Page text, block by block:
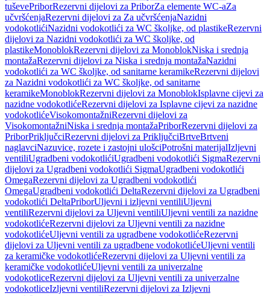
tuševePriborRezervni dijelovi za PriborZa elemente WC-aZa
učvršćenjaRezervni dijelovi za Za učvršćenjaNazidni
vodokotlićiNazidni vodokotlići za WC školjke, od plastikeRezervni
dijelovi za Nazidni vodokotlići za WC školjke, od
plastikeMonoblokRezervni dijelovi za MonoblokNiska i srednja
montažaRezervni dijelovi za Niska i srednja montažaNazidni
vodokotlići za WC školjke, od sanitarne keramikeRezervni dijelovi
za Nazidni vodokotlići za WC školjke, od sanitarne
keramikeMonoblokRezervni dijelovi za MonoblokIsplavne cijevi za
nazidne vodokotlićeRezervni dijelovi za Isplavne cijevi za nazidne
vodokotlićeVisokomontažniRezervni dijelovi za
VisokomontažniNiska i srednja montažaPriborRezervni dijelovi za
PriborPriključciRezervni dijelovi za PriključciBrtveBrtveni
naglavciNazuvice, rozete i zastojni ulošciPotrošni materijalIzljevni
ventiliUgradbeni vodokotlićiUgradbeni vodokotlići SigmaRezervni
dijelovi za Ugradbeni vodokotlići SigmaUgradbeni vodokotlići
OmegaRezervni dijelovi za Ugradbeni vodokotlići
OmegaUgradbeni vodokotlići DeltaRezervni dijelovi za Ugradbeni
vodokotlići DeltaPriborUljevni i izljevni ventiliUljevni
ventiliRezervni dijelovi za Uljevni ventiliUljevni ventili za nazidne
vodokotlićeRezervni dijelovi za Uljevni ventili za nazidne
vodokotlićeUljevni ventili za ugradbene vodokotlićeRezervni
dijelovi za Uljevni ventili za ugradbene vodokotlićeUljevni ventili
za keramičke vodokotlićeRezervni dijelovi za Uljevni ventili za
keramičke vodokotlićeUljevni ventili za univerzalne
vodokotliceRezervni dijelovi za Uljevni ventili za univerzalne
vodokotliceIzljevni ventiliRezervni dijelovi za Izljevni